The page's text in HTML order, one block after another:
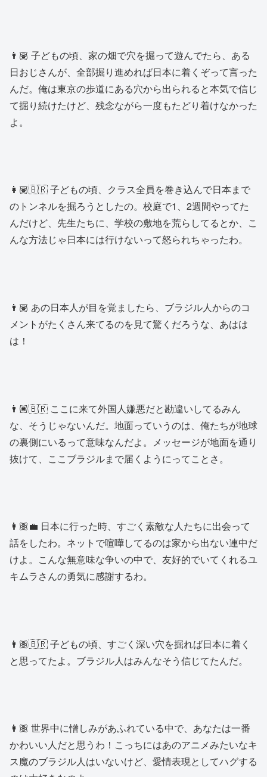
👨🏽 子どもの頃、家の畑で穴を掘って遊んでたら、ある
日おじさんが、全部掘り進めれば日本に着くぞって言った
んだ。俺は東京の歩道にある穴から出られると本気で信じ
て掘り続けたけど、残念ながら一度もたどり着けなかった
よ。
👩🏽🇧🇷 子どもの頃、クラス全員を巻き込んで日本まで
のトンネルを掘ろうとしたの。校庭で1、2週間やってた
んだけど、先生たちに、学校の敷地を荒らしてるとか、こ
んな方法じゃ日本には行けないって怒られちゃったわ。
👨🏽 あの日本人が目を覚ましたら、ブラジル人からのコ
メントがたくさん来てるのを見て驚くだろうな、あはは
は！
👨🏽🇧🇷 ここに来て外国人嫌悪だと勘違いしてるみん
な、そうじゃないんだ。地面っていうのは、俺たちが地球
の裏側にいるって意味なんだよ。メッセージが地面を通り
抜けて、ここブラジルまで届くようにってことさ。
👩🏽‍💼 日本に行った時、すごく素敵な人たちに出会って
話をしたわ。ネットで喧嘩してるのは家から出ない連中だ
けよ。こんな無意味な争いの中で、友好的でいてくれるユ
キムラさんの勇気に感謝するわ。
👨🏽🇧🇷 子どもの頃、すごく深い穴を掘れば日本に着く
と思ってたよ。ブラジル人はみんなそう信じてたんだ。
👩🏽 世界中に憎しみがあふれている中で、あなたは一番
かわいい人だと思うわ！こっちにはあのアニメみたいなキ
ス魔のブラジル人はいないけど、愛情表現としてハグする